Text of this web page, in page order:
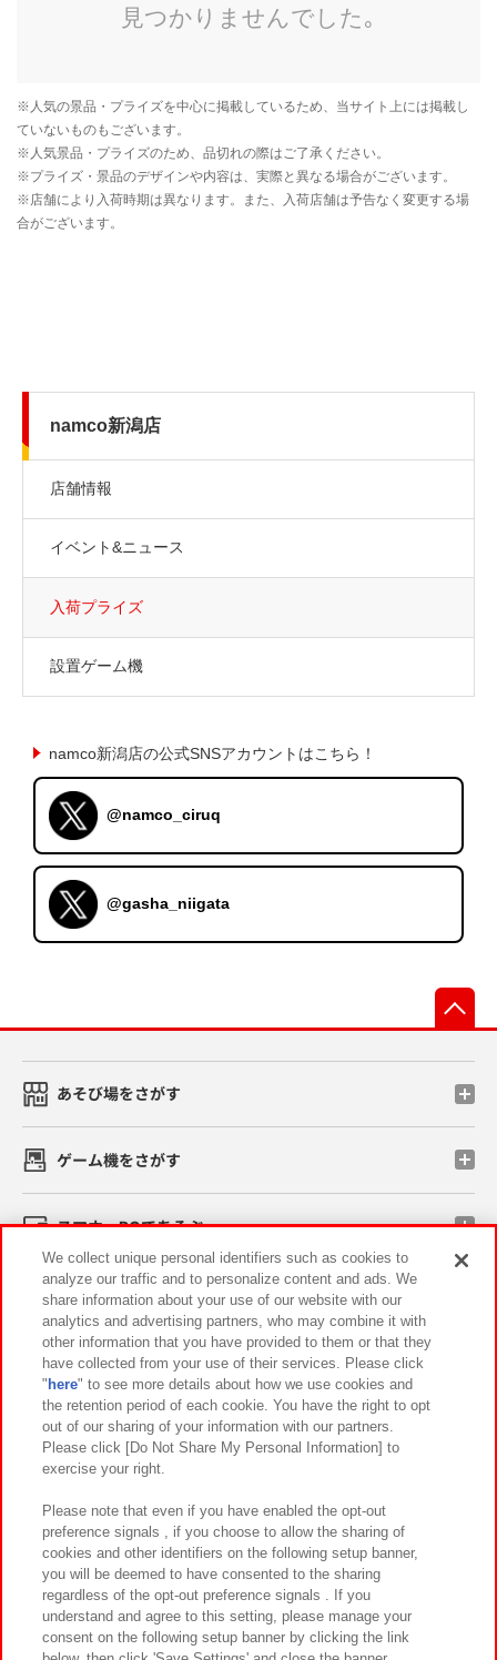
namco新潟店
店舗情報
イベント&ニュース
入荷プライズ
設置ゲーム機
namco新潟店の公式SNSアカウントはこちら！
@namco_ciruq
@gasha_niigata
あそび場をさがす
ゲーム機をさがす
スマホ・PCであそぶ
イベント・キャンペーン
関連会社 サステナビリティ サイトポリシー
プライバシーポリシー ウェブアクセシビリティ方針と検証結果
お取引先さまとともに
カスタマーハラスメント対応方針 よくあるご質問・お問い合わせ
We collect unique personal identifiers such as cookies to
analyze our traffic and to personalize content and ads. We
share information about your use of our website with our
analytics and advertising partners, who may combine it with
other information that you have provided to them or that they
have collected from your use of their services. Please click
" here" to see more details about how we use cookies and
the retention period of each cookie. You have the right to opt
out of our sharing of your information with our partners.
Please click [Do Not Share My Personal Information] to
exercise your right.
Please note that even if you have enabled the opt-out
preference signals , if you choose to allow the sharing of
cookies and other identifiers on the following setup banner,
you will be deemed to have consented to the sharing
regardless of the opt-out preference signals . If you
understand and agree to this setting, please manage your
consent on the following setup banner by clicking the link